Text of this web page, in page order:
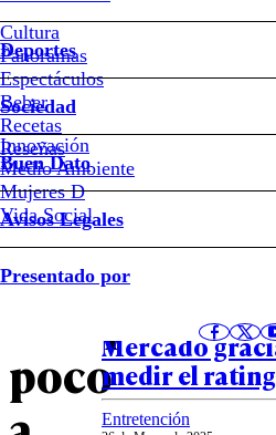
Cultura
Panoramas
Espectáculos
Beber
Recetas
Reseñas
Deportes
Sociedad
Innovación
Medio Ambiente
Mujeres D
Vida Social
Buen Dato
Avisos Legales
Presentado por
Teleseries
del
prime
de
Mega
desaparecen
poco
Notas
08 de Abril de 2025
La
Mercado
medir el rating
Entretención